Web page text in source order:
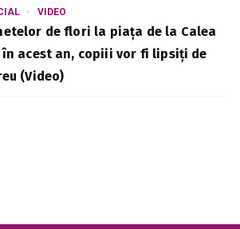
VIDEO
de flori la piața de la Calea
în acest an, copiii vor fi lipsiți de
(Video)